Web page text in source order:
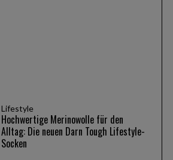
Lifestyle
Hochwertige Merinowolle für den
Alltag: Die neuen Darn Tough Lifestyle-
Socken